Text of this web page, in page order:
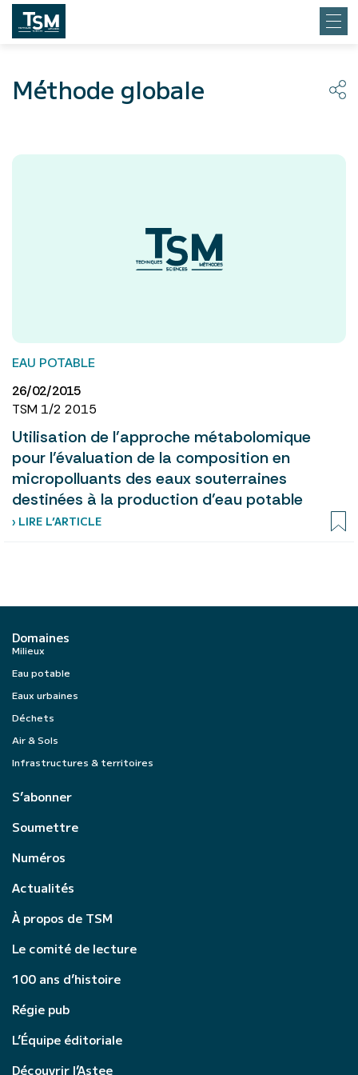
Méthode globale
EAU POTABLE
26/02/2015
TSM 1/2 2015
Utilisation de l’approche métabolomique
pour l’évaluation de la composition en
micropolluants des eaux souterraines
destinées à la production d’eau potable
› LIRE L’ARTICLE
Domaines
Milieux
Eau potable
Eaux urbaines
Déchets
Air & Sols
Infrastructures & territoires
S’abonner
Soumettre
Numéros
Actualités
À propos de TSM
Le comité de lecture
100 ans d’histoire
Régie pub
L’Équipe éditoriale
Découvrir l’Astee